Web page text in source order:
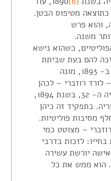
שמלאו לה 40, כתוצאה מטיפוס הבטן.
והוא פרש
משנה.
כשהוא נישא
להם בעת שביתת
כורי פחם אמריקנים ב- 1893, מונה
לורד רוזברי – לכהן
כראש ממשלת אנגליה ה- 32, בשנת 1894,
בתפקיד זה כיהן
מסיבות פוליטיות.
– מצוטט כמי
לזכות בדרבי
יורשת עשירה
הוא ממש את כל